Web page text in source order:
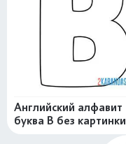
Английский алфавит
буква B без картинки